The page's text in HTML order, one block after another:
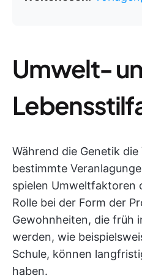
Umwelt-
Während die Genetik
bestimmte
spielen Umweltfaktoren
Rolle bei der Form der
Gewohnheiten, die früh
werden, wie
Schule, können
haben.